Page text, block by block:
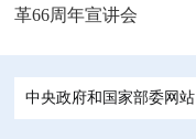
革66周年宣讲会
中央政府和国家部委网站